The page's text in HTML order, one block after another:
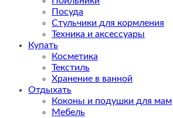
Посуда
Стульчики для кормления
Техника и аксессуары
Купать
Косметика
Текстиль
Хранение в ванной
Отдыхать
Коконы и подушки для мам
Мебель